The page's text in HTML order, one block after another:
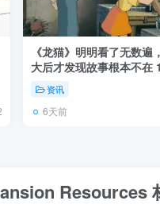
《龙猫》明明看了无数遍
大后才发现故事根本不在
资讯
6天前
Resources